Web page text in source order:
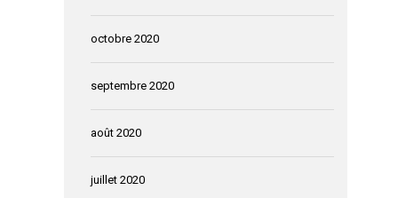
octobre 2020
septembre 2020
août 2020
juillet 2020